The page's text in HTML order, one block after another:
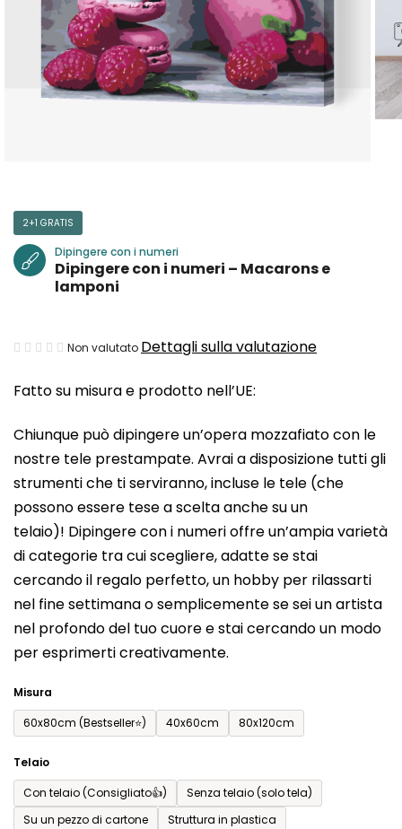
Fatto su misura e prodotto nell’UE:
Chiunque può dipingere un’opera mozzafiato con le
nostre tele prestampate. Avrai a disposizione tutti gli
strumenti che ti serviranno, incluse le tele (che
possono essere tese a scelta anche su un
telaio)! Dipingere con i numeri offre un’ampia varietà
di categorie tra cui scegliere, adatte se stai
cercando il regalo perfetto, un hobby per rilassarti
nel fine settimana o semplicemente se sei un artista
nel profondo del tuo cuore e stai cercando un modo
per esprimerti creativamente.
Misura
60x80cm (Bestseller⭐)
40x60cm 80x120cm
Telaio
Con telaio (Consigliato👍)
Senza telaio (solo tela)
Su un pezzo di cartone
Struttura in plastica
2+1 GRATIS
Dipingere con i numeri
Dipingere con i numeri – Macarons e
lamponi
La
media
prodotto
è
0,0
su
5
stelle.
Non valutato Dettagli sulla valutazione